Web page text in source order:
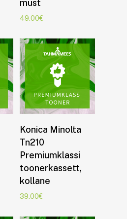
must
49.00€
Konica Minolta
Tn210
Premiumklassi
toonerkassett,
kollane
39.00€